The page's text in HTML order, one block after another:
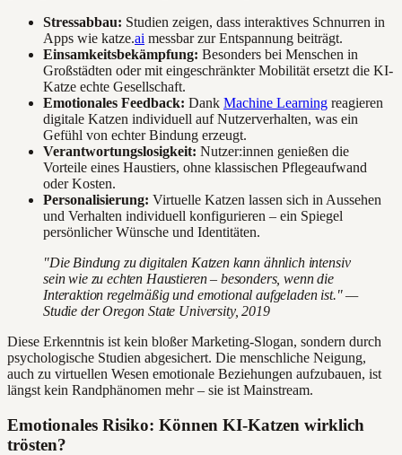
Stressabbau: Studien zeigen, dass interaktives Schnurren in
Apps wie katze.ai messbar zur Entspannung beiträgt.
Einsamkeitsbekämpfung: Besonders bei Menschen in
Großstädten oder mit eingeschränkter Mobilität ersetzt die KI-
Katze echte Gesellschaft.
Emotionales Feedback: Dank Machine Learning reagieren
digitale Katzen individuell auf Nutzerverhalten, was ein
Gefühl von echter Bindung erzeugt.
Verantwortungslosigkeit: Nutzer:innen genießen die
Vorteile eines Haustiers, ohne klassischen Pflegeaufwand
oder Kosten.
Personalisierung: Virtuelle Katzen lassen sich in Aussehen
und Verhalten individuell konfigurieren – ein Spiegel
persönlicher Wünsche und Identitäten.
"Die Bindung zu digitalen Katzen kann ähnlich intensiv
sein wie zu echten Haustieren – besonders, wenn die
Interaktion regelmäßig und emotional aufgeladen ist." —
Studie der Oregon State University, 2019
Diese Erkenntnis ist kein bloßer Marketing-Slogan, sondern durch
psychologische Studien abgesichert. Die menschliche Neigung,
auch zu virtuellen Wesen emotionale Beziehungen aufzubauen, ist
längst kein Randphänomen mehr – sie ist Mainstream.
Emotionales Risiko: Können KI-Katzen wirklich
trösten?